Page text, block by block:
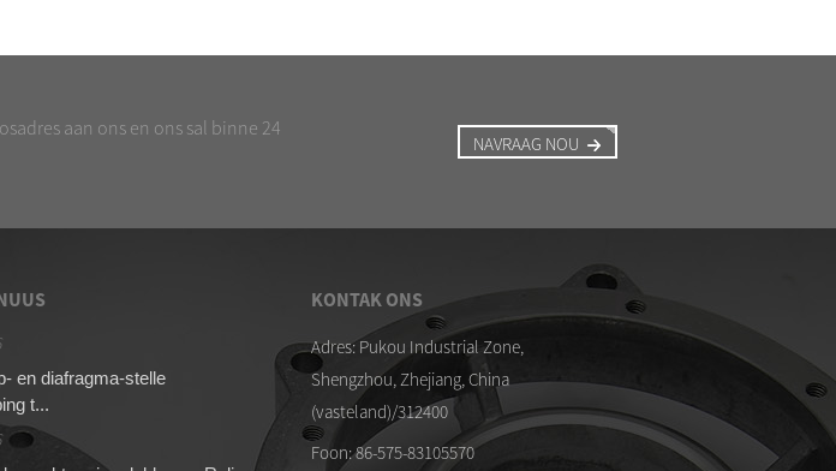
aan ons en ons sal binne 24
NAVRAAG NOU
en diafragma-stelle
t...
16/04/26
Gekwalifiseerde DMF-Z-40S diafragma-
stelle
13/04/26
Membraan vir ASCO
pulsklep
KONTAK ONS
Adres: Pukou Industrial Zone,
Shengzhou, Zhejiang, China
(vasteland)/312400
Foon: 86-575-83105570